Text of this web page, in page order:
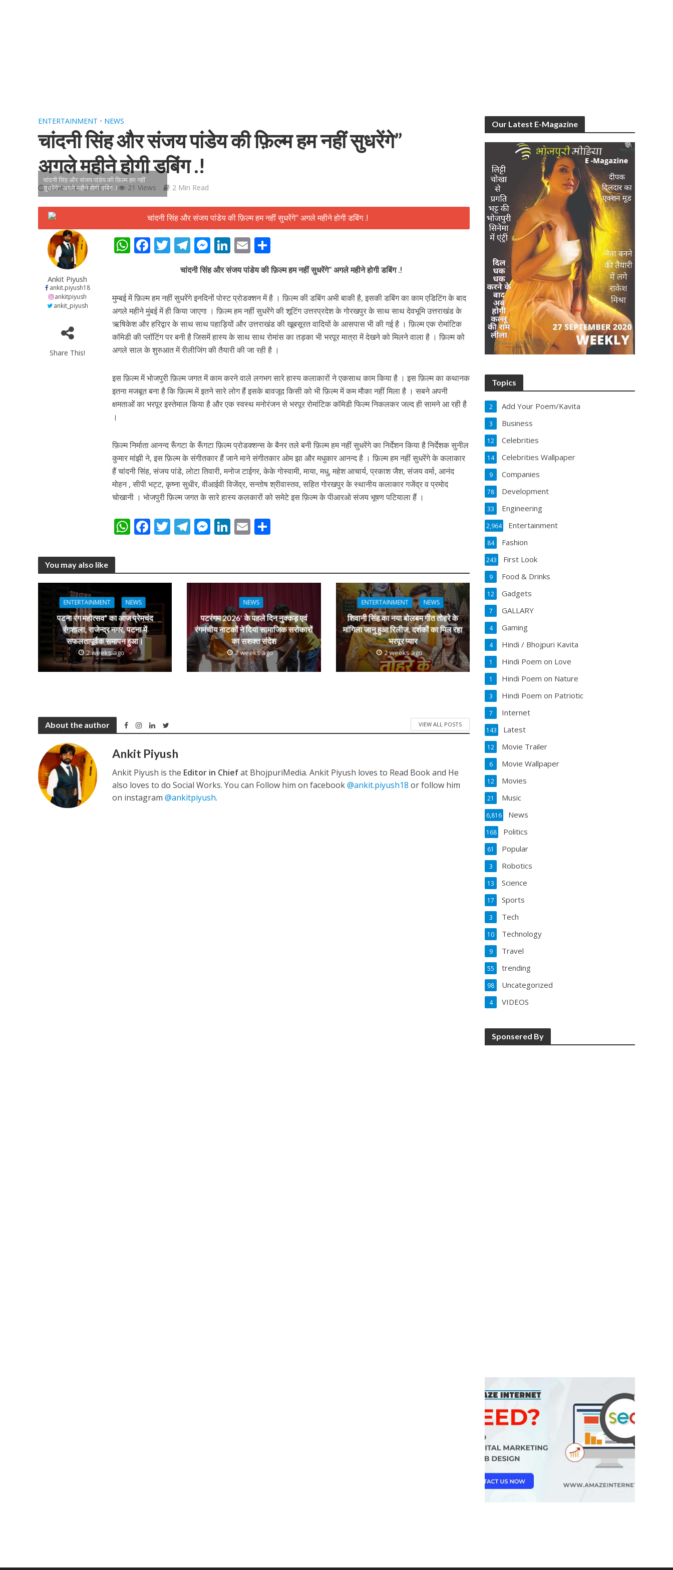
पवन सिंह का बॉलीवुड में महाधमाका, ‘सिर्फ आपके’ की शूटिंग लखनऊ और भोपाल में हुई पूरी”
नेहा म्यूजिक वर्ल्ड पर रिलीज हुआ भोजपुरी गीत जिंदगी जियल छोड़ देहब, दर्शकों का मिल रहा भरपूर प्यार
ENTERTAINMENT • NEWS
चांदनी सिंह और संजय पांडेय की फ़िल्म हम नहीं सुधरेंगे”
अगले महीने होगी डबिंग .!
November 23, 2023 21 Views 2 Min Read
चांदनी सिंह और संजय पांडेय की फ़िल्म हम नहीं
सुधरेंगे" अगले महीने होगी डबिंग .!
Ankit Piyush
ankit.piyush18
ankitpiyush
ankit_piyush
Share This!
W
s
A
p
p
F
b
o
o
k
T
itt
er
T
el
e
gr
a
m
M
e
ss
e
n
g
er
Li
n
k
e
dI
n
E
m
ai
l
h
ar
e
चांदनी सिंह और संजय पांडेय की फ़िल्म हम नहीं सुधरेंगे” अगले महीने होगी डबिंग .!
मुम्बई में फ़िल्म हम नहीं सुधरेंगे इनदिनों पोस्ट प्रोडक्शन में है । फ़िल्म की डबिंग अभी बाकी है, इसकी डबिंग का काम एडिटिंग के बाद
अगले महीने मुंबई में ही किया जाएगा । फ़िल्म हम नहीं सुधरेंगे की शूटिंग उत्तरप्रदेश के गोरखपुर के साथ साथ देवभूमि उत्तराखंड के
ऋषिकेश और हरिद्वार के साथ साथ पहाड़ियों और उत्तराखंड की खूबसूरत वादियों के आसपास भी की गई है । फ़िल्म एक रोमांटिक
कॉमेडी की प्लॉटिंग पर बनी है जिसमें हास्य के साथ साथ रोमांस का तड़का भी भरपूर मात्रा में देखने को मिलने वाला है । फ़िल्म को
अगले साल के शुरुआत में रीलीजिंग की तैयारी की जा रही है ।
इस फ़िल्म में भोजपुरी फ़िल्म जगत में काम करने वाले लगभग सारे हास्य कलाकारों ने एकसाथ काम किया है । इस फ़िल्म का कथानक
इतना मजबूत बना है कि फ़िल्म में इतने सारे लोग हैं इसके बावजूद किसी को भी फ़िल्म में कम मौका नहीं मिला है । सबने अपनी
क्षमताओं का भरपूर इस्तेमाल किया है और एक स्वस्थ मनोरंजन से भरपूर रोमांटिक कॉमेडी फिल्म निकलकर जल्द ही सामने आ रही है
।
फ़िल्म निर्माता आनन्द रूँगटा के रूँगटा फ़िल्म प्रोडक्शन्स के बैनर तले बनी फ़िल्म हम नहीं सुधरेंगे का निर्देशन किया है निर्देशक सुनील
कुमार मांझी ने, इस फ़िल्म के संगीतकार हैं जाने माने संगीतकार ओम झा और मधुकार आनन्द है । फ़िल्म हम नहीं सुधरेंगे के कलाकार
हैं चांदनी सिंह, संजय पांडे, लोटा तिवारी, मनोज टाईगर, केके गोस्वामी, माया, मधु, महेश आचार्य, प्रकाश जैश, संजय वर्मा, आनंद
मोहन , सीपी भट्ट, कृष्ना सुधीर, वीआईवी विजेंद्र, सन्तोष श्रीवास्तव, सहित गोरखपुर के स्थानीय कलाकार गजेंद्र व प्रमोद
चोखानी । भोजपुरी फ़िल्म जगत के सारे हास्य कलकारों को समेटे इस फ़िल्म के पीआरओ संजय भूषण पटियाला हैं ।
W
s
p
p
F
b
o
k
T
er
T
gr
a
m
M
e
g
er
Li
e
n
E
l e
You may also like
ENTERTAINMENT NEWS
पटना रंग महोत्सव” का आज प्रेमचंद
रंगशाला, राजेन्द्र नगर, पटना में
सफलतापूर्वक समापन हुआ।
2 weeks ago
NEWS
पटरंगम 2026′ के पहले दिन नुक्कड़ एवं
रंगमंचीय नाटकों ने दिया सामाजिक सरोकारों
का सशक्त संदेश
2 weeks ago
ENTERTAINMENT NEWS
शिवानी सिंह का नया बोलबम गीत तोहरे के
मांगिला जानु हुआ रिलीज, दर्शकों का मिल रहा
भरपूर प्यार
2 weeks ago
About the author VIEW ALL POSTS
Ankit Piyush
Ankit Piyush is the Editor in Chiefat BhojpuriMedia. Ankit Piyush loves to Read Book and He
also loves to do Social Works. You can Follow him on facebook@ankit.piyush18 or follow him
on instagram@ankitpiyush.
Our Latest E-Magazine
Topics
Add Your Poem/Kavita
2
Business
3
Celebrities
12
Celebrities Wallpaper
14
Companies
9
Development
78
Engineering
33
Entertainment
2,964
Fashion
84
First Look
243
Food & Drinks
9
Gadgets
12
GALLARY
7
Gaming
4
Hindi / Bhojpuri Kavita
4
Hindi Poem on Love
1
Hindi Poem on Nature
1
Hindi Poem on Patriotic
3
Internet
7
Latest
143
Movie Trailer
12
Movie Wallpaper
6
Movies
12
Music
21
News
6,816
Politics
168
Popular
61
Robotics
3
Science
13
Sports
17
Tech
3
Technology
10
Travel
9
trending
55
Uncategorized
98
VIDEOS
4
Sponsered By